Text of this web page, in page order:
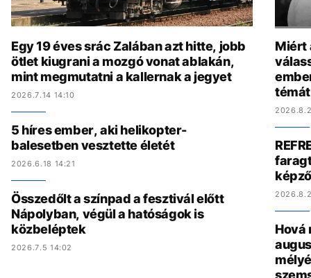
Egy 19 éves srác Zalában azt hitte, jobb
ötlet kiugrani a mozgó vonat ablakán,
mint megmutatni a kallernak a jegyet
2026.7.14 14:10
5 híres ember, aki helikopter-
balesetben vesztette életét
2026.6.18 14:21
Összedőlt a színpad a fesztivál előtt
Nápolyban, végül a hatóságok is
közbeléptek
2026.7.5 14:02
Miért
témát
Hová